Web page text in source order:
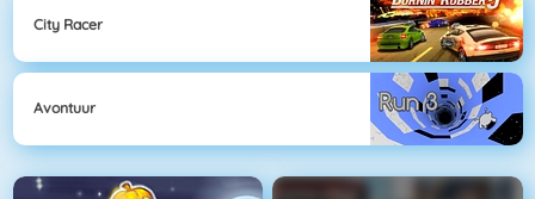
City Racer
Avontuur